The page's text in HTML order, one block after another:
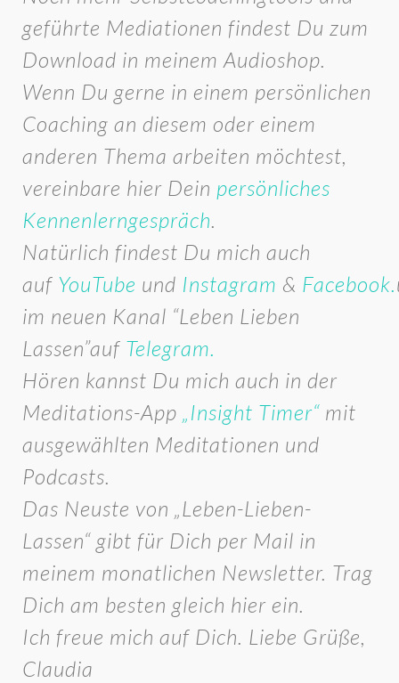
geführte Mediationen findest Du zum
Download in meinem Audioshop.
Wenn Du gerne in einem persönlichen
Coaching an diesem oder einem
anderen Thema arbeiten möchtest,
vereinbare hier Dein persönliches
Kennenlerngespräch.
Natürlich findest Du mich auch
auf YouTube und Instagram & Facebook.
im neuen Kanal “Leben Lieben
Lassen”auf Telegram.
Hören kannst Du mich auch in der
Meditations-App „Insight Timer“ mit
ausgewählten Meditationen und
Podcasts.
Das Neuste von „Leben-Lieben-
Lassen“ gibt für Dich per Mail in
meinem monatlichen Newsletter. Trag
Dich am besten gleich hier ein.
Ich freue mich auf Dich. Liebe Grüße,
Claudia